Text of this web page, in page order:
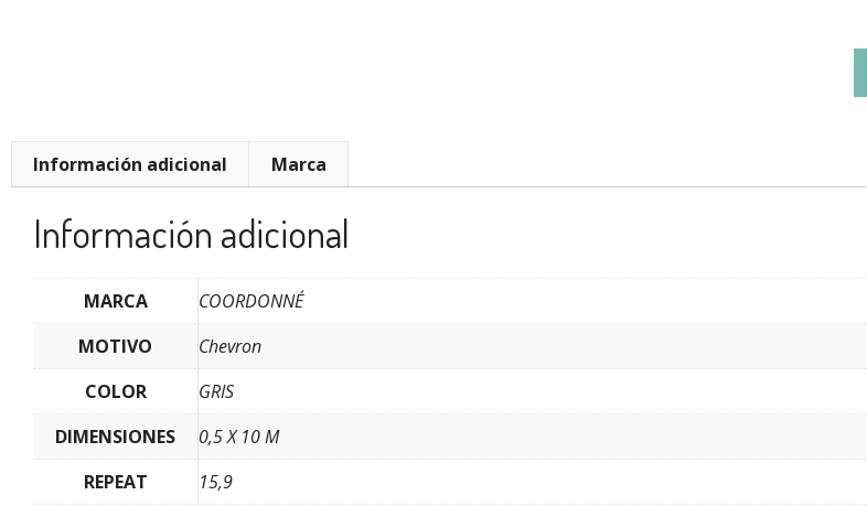
Información adicional Marca
Información adicional
MARCA
COORDONNÉ
MOTIVO
Chevron
COLOR
GRIS
DIMENSIONES
0,5 X 10 M
REPEAT
15,9